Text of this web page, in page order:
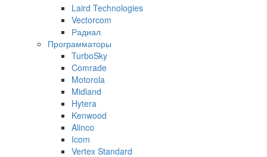
Laird Technologies
Vectorcom
Радиал
Программаторы
TurboSky
Comrade
Motorola
Midland
Hytera
Kenwood
Alinco
Icom
Vertex Standard